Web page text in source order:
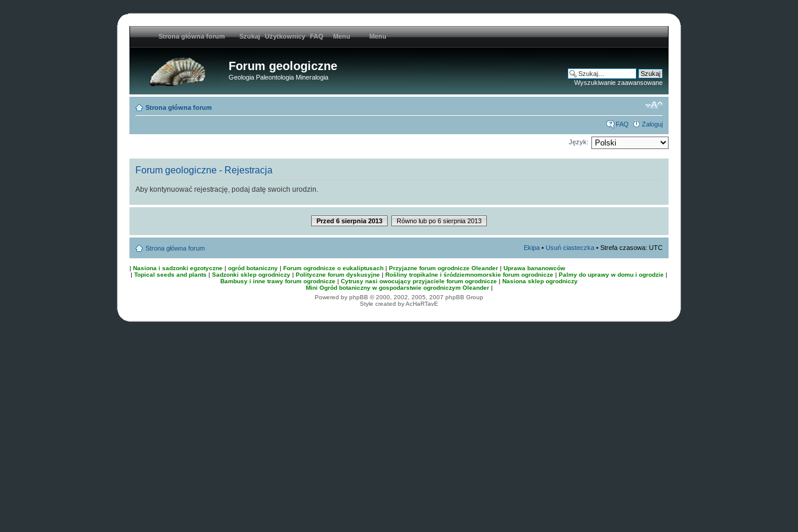
Strona główna forum Szukaj Użytkownicy FAQ Menu Menu
Forum geologiczne
Geologia Paleontologia Mineralogia
Wyszukiwanie zaawansowane
Strona główna forum
FAQ Zaloguj
Język:
Forum geologiczne - Rejestracja
Aby kontynuować rejestrację, podaj datę swoich urodzin.
Przed 6 sierpnia 2013 Równo lub po 6 sierpnia 2013
Strona główna forum Ekipa • Usuń ciasteczka • Strefa czasowa: UTC
| Nasiona i sadzonki egzotyczne | ogród botaniczny | Forum ogrodnicze o eukaliptusach | Przyjazne forum ogrodnicze Oleander | Uprawa bananowców
| Topical seeds and plants | Sadzonki sklep ogrodniczy | Polityczne forum dyskusyjne | Rośliny tropikalne i śródziemnomorskie forum ogrodnicze | Palmy do uprawy w domu i ogrodzie |
Bambusy i inne trawy forum ogrodnicze | Cytrusy nasi owocujący przyjaciele forum ogrodnicze | Nasiona sklep ogrodniczy
Mini Ogród botaniczny w gospodarstwie ogrodniczym Oleander|
Powered by phpBB © 2000, 2002, 2005, 2007 phpBB Group
Style created by AcHaRTavE